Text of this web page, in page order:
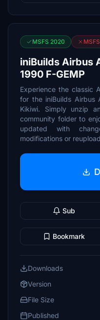
MSFS 2020
iniBuilds Airbus
1990 F-GEMP
Experience the classic
for the iniBuilds Airbus
Kikiwi. Simply unzip
community folder to
updated with
modifications or
Sub
Bookmark
Downloads
Version
File Size
Published